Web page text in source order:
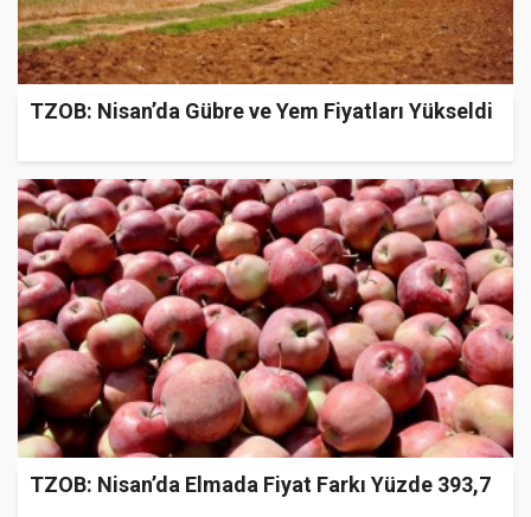
TZOB: Nisan’da Gübre ve Yem Fiyatları Yükseldi
TZOB: Nisan’da Elmada Fiyat Farkı Yüzde 393,7